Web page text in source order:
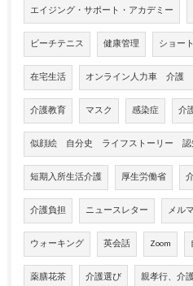
エイジング・サポート・アカデミー
ビーチテニス 健康管理 ショー
在宅生活 オンライン人力車 介
介護教育 マスク 感染症 介
似顔絵 自分史 ライフストーリー 認
短期入所生活介護 厚生労働省
介護負担 ニュースレター メル
ウォーキング 英会話 Zoom
薬膳花茶 介護選び 親孝行、介